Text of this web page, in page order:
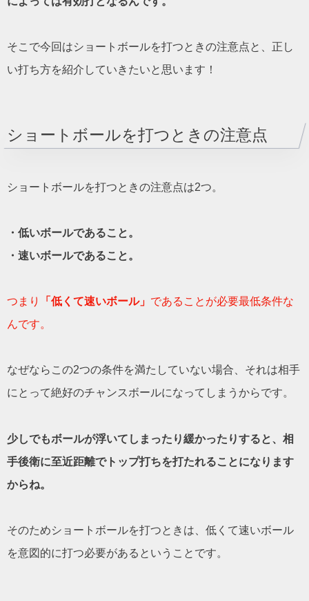
そこで今回はショートボールを打つときの注意点と、正し
い打ち方を紹介していきたいと思います！
ショートボールを打つときの注意点
ショートボールを打つときの注意点は2つ。
・低いボールであること。
・速いボールであること。
つまり 「低くて速いボール」 であることが必要最低条件な
んです。
なぜならこの2つの条件を満たしていない場合、それは相手
にとって絶好のチャンスボールになってしまうからです。
少しでもボールが浮いてしまったり緩かったりすると、相
手後衛に至近距離でトップ打ちを打たれることになります
からね。
そのためショートボールを打つときは、低くて速いボール
を意図的に打つ必要があるということです。